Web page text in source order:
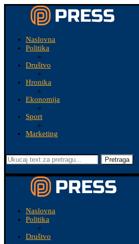
Naslovna
Politika
Društvo
Hronika
Ekonomija
Sport
Marketing
Pretraga
Naslovna
Politika
Društvo